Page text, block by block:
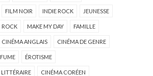
FILM NOIR INDIE ROCK JEUNESSE
ROCK MAKE MY DAY FAMILLE
CINÉMA ANGLAIS CINÉMA DE GENRE
ÉROTISME
CINÉMA CORÉEN